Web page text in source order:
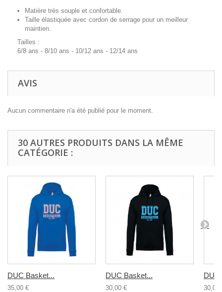
Matière très souple et confortable.
Taille élastiquée avec cordon de serrage pour un meilleur
maintien.
Tailles :
6/8 ans - 8/10 ans - 10/12 ans - 12/14 ans
AVIS
Aucun commentaire n'a été publié pour le moment.
30 AUTRES PRODUITS DANS LA MÊME
CATÉGORIE :
DUC Basket...
35,00 €
DUC Basket...
30,00 €
DUC
30,00